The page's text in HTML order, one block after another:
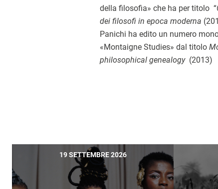
della filosofia» che ha per titolo “
dei filosofi in epoca moderna
Panichi ha edito un numero
«Montaigne Studies» dal titolo
philosophical genealogy(2013)
19 SETTEMBRE 2026